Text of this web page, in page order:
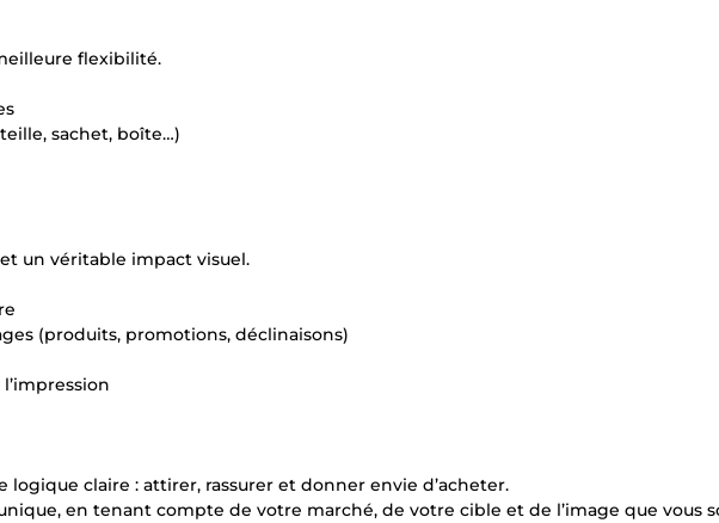
flexibilité.
sachet, boîte…)
un véritable impact visuel.
(produits, promotions, déclinaisons)
claire : attirer, rassurer et donner envie d’acheter.
en tenant compte de votre marché, de votre cible et de l’image que vous